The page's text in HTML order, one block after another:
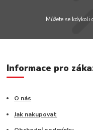
Můžete se
Informace pro
O nás
Jak nakupovat